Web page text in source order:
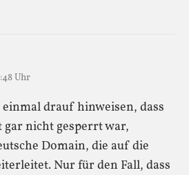
Uhr
drauf hinweisen, dass
gar nicht gesperrt war,
Domain, die auf die
Nur für den Fall, dass